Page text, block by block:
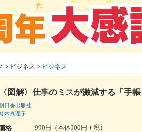
> ビジネス > ビジネス
〈図解〉仕事のミスが激減する「手
日香出版社
木真理子
格
990円（本体900円＋税）